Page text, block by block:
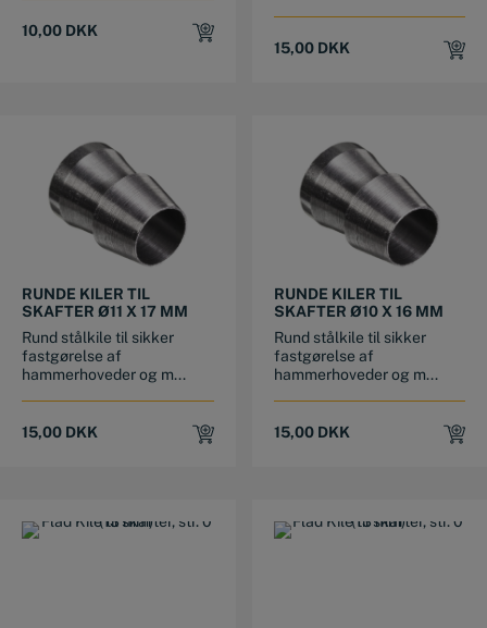
10,00 DKK
15,00 DKK
RUNDE KILER TIL
SKAFTER Ø11 X 17 MM
Rund stålkile til sikker
fastgørelse af
hammerhoveder og m...
15,00 DKK
RUNDE KILER TIL
SKAFTER Ø10 X 16 MM
Rund stålkile til sikker
fastgørelse af
hammerhoveder og m...
15,00 DKK